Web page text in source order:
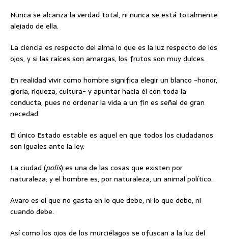
Nunca se alcanza la verdad total, ni nunca se está totalmente
alejado de ella.
La ciencia es respecto del alma lo que es la luz respecto de los
ojos, y si las raíces son amargas, los frutos son muy dulces.
En realidad vivir como hombre significa elegir un blanco -honor,
gloria, riqueza, cultura- y apuntar hacia él con toda la
conducta, pues no ordenar la vida a un fin es señal de gran
necedad.
El único Estado estable es aquel en que todos los ciudadanos
son iguales ante la ley.
La ciudad (polis) es una de las cosas que existen por
naturaleza; y el hombre es, por naturaleza, un animal político.
Avaro es el que no gasta en lo que debe, ni lo que debe, ni
cuando debe.
Así como los ojos de los murciélagos se ofuscan a la luz del